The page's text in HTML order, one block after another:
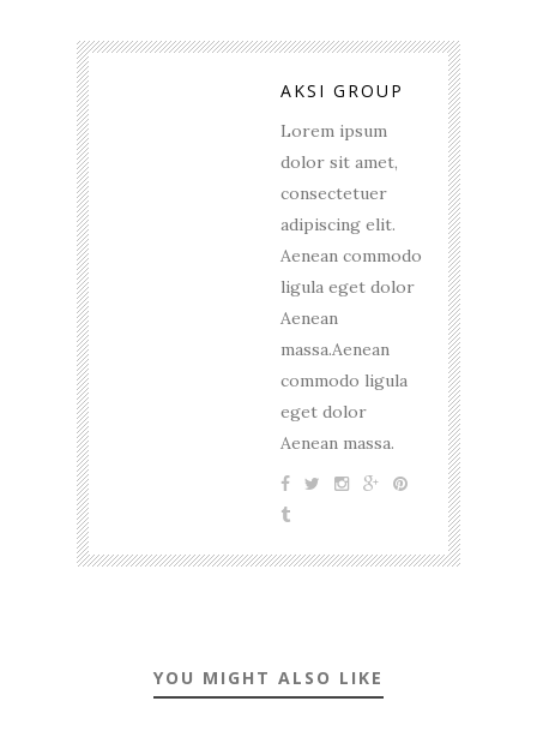
AKSI GROUP
Lorem ipsum
dolor sit amet,
consectetuer
adipiscing elit.
Aenean commodo
ligula eget dolor
Aenean
massa.Aenean
commodo ligula
eget dolor
Aenean massa.
YOU MIGHT ALSO LIKE